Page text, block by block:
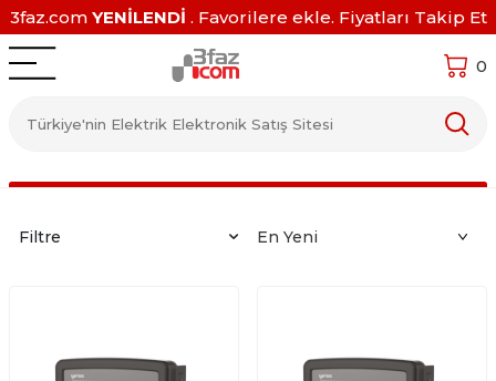
3faz.com YENİLENDİ . Favorilere ekle. Fiyatları Takip Et
0
Filtre